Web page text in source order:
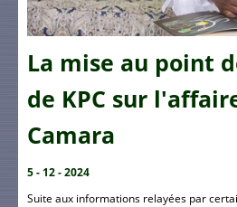
La mise au point
de KPC sur
Camara
5 - 12 - 2024
Suite aux informations relayées par